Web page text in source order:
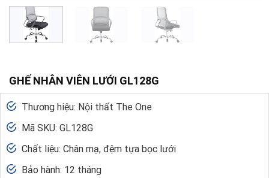
GHẾ NHÂN VIÊN LƯỚI GL128G
Thương hiệu: Nội thất The One
Mã SKU: GL128G
Chất liệu: Chân mạ, đệm tựa bọc lưới
Bảo hành: 12 tháng